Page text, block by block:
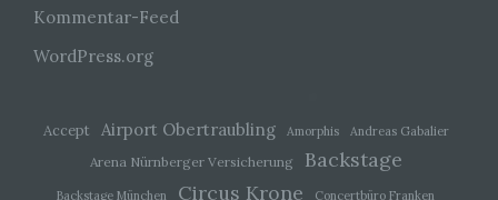
Kommentar-Feed
WordPress.org
Accept Airport Obertraubling Amorphis Andreas Gabalier
Arena Nürnberger Versicherung Backstage
Backstage München Circus Krone
Concertbüro Franken
Zwecke und Mittel der Verarbeitung von
Zwecke und Mittel dieser Verarbeitung durch das
Kriterien seiner Benennung nach dem
Unionsrecht oder dem Recht der Mitgliedstaaten
vorgesehen werden.